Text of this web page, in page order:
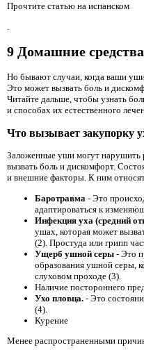
Прочтите статью на испанском
9 Домашние
Но бывают случаи, когда ваши
Это может вызвать боль и
Читайте дальше, чтобы узнать
и способах их естественного
Что вызывает закупорку
Заложенные уши могут нарушить
вызвать боль и дискомфорт.
и внешние факторы. К ним
Баротравма - Это
адаптироваться к
Инфекция уха (средний
ушах, которая может
(2). Простуда или грипп
Ущерб ушной серы - Это
образования ушной серы,
слуховом проходе (3).
Наличие постороннего
Ухо пловца. - Это
(4).
Курение
Менее распространенными